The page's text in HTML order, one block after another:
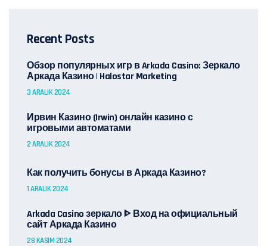
Recent Posts
Обзор популярных игр в Arkada Casino: Зеркало
Аркада Казино | Halostar Marketing
3 ARALIK 2024
Ирвин Казино (Irwin) онлайн казино с
игровыми автоматами
2 ARALIK 2024
Как получить бонусы в Аркада Казино?
1 ARALIK 2024
Arkada Casino зеркало ᐈ Вход на официальный
сайт Аркада Казино
28 KASIM 2024